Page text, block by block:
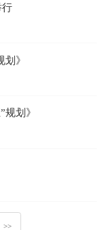
行
》
划》
>>